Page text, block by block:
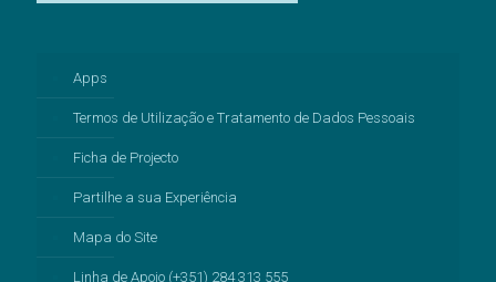
Apps
Termos de Utilização e Tratamento de Dados Pessoais
Ficha de Projecto
Partilhe a sua Experiência
Mapa do Site
Linha de Apoio (+351) 284 313 555